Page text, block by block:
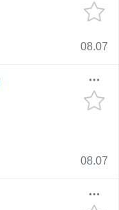
08.07
08.07